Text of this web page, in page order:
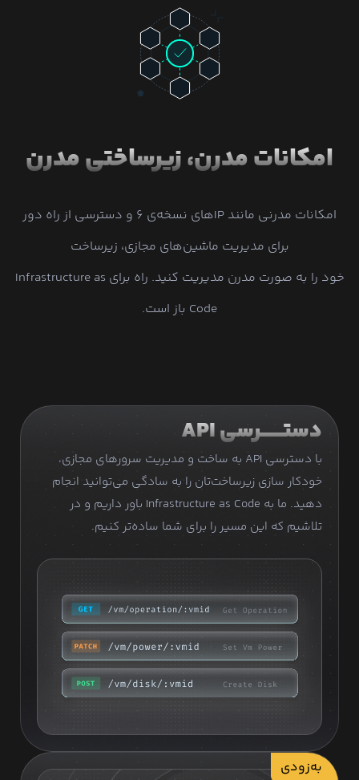
امکانات مدرن، زیرساختی مدرن
امکانات مدرنی مانند IPهای نسخه‌ی ۶ و دسترسی از راه دور
برای مدیریت ماشین‌های مجازی، زیرساخت
خود را به صورت مدرن مدیریت کنید. راه برای Infrastructure as
Code باز است.
دستـــــــرسی API
با دسترسی API به ساخت و مدیریت سرورهای مجازی،
خودکار سازی زیرساخت‌تان را به سادگی می‌توانید انجام
دهید. ما به Infrastructure as Code باور داریم و در
تلاشیم که این مسیر را برای شما ساده‌تر کنیم.
به‌زودی